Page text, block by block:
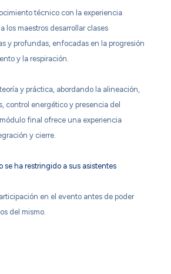
técnico con la experiencia
los maestros desarrollar clases
y profundas, enfocadas en la progresión
y la respiración.
y práctica, abordando la alineación,
control energético y presencia del
final ofrece una experiencia
y cierre.
se ha restringido a sus asistentes
en el evento antes de poder
del mismo.